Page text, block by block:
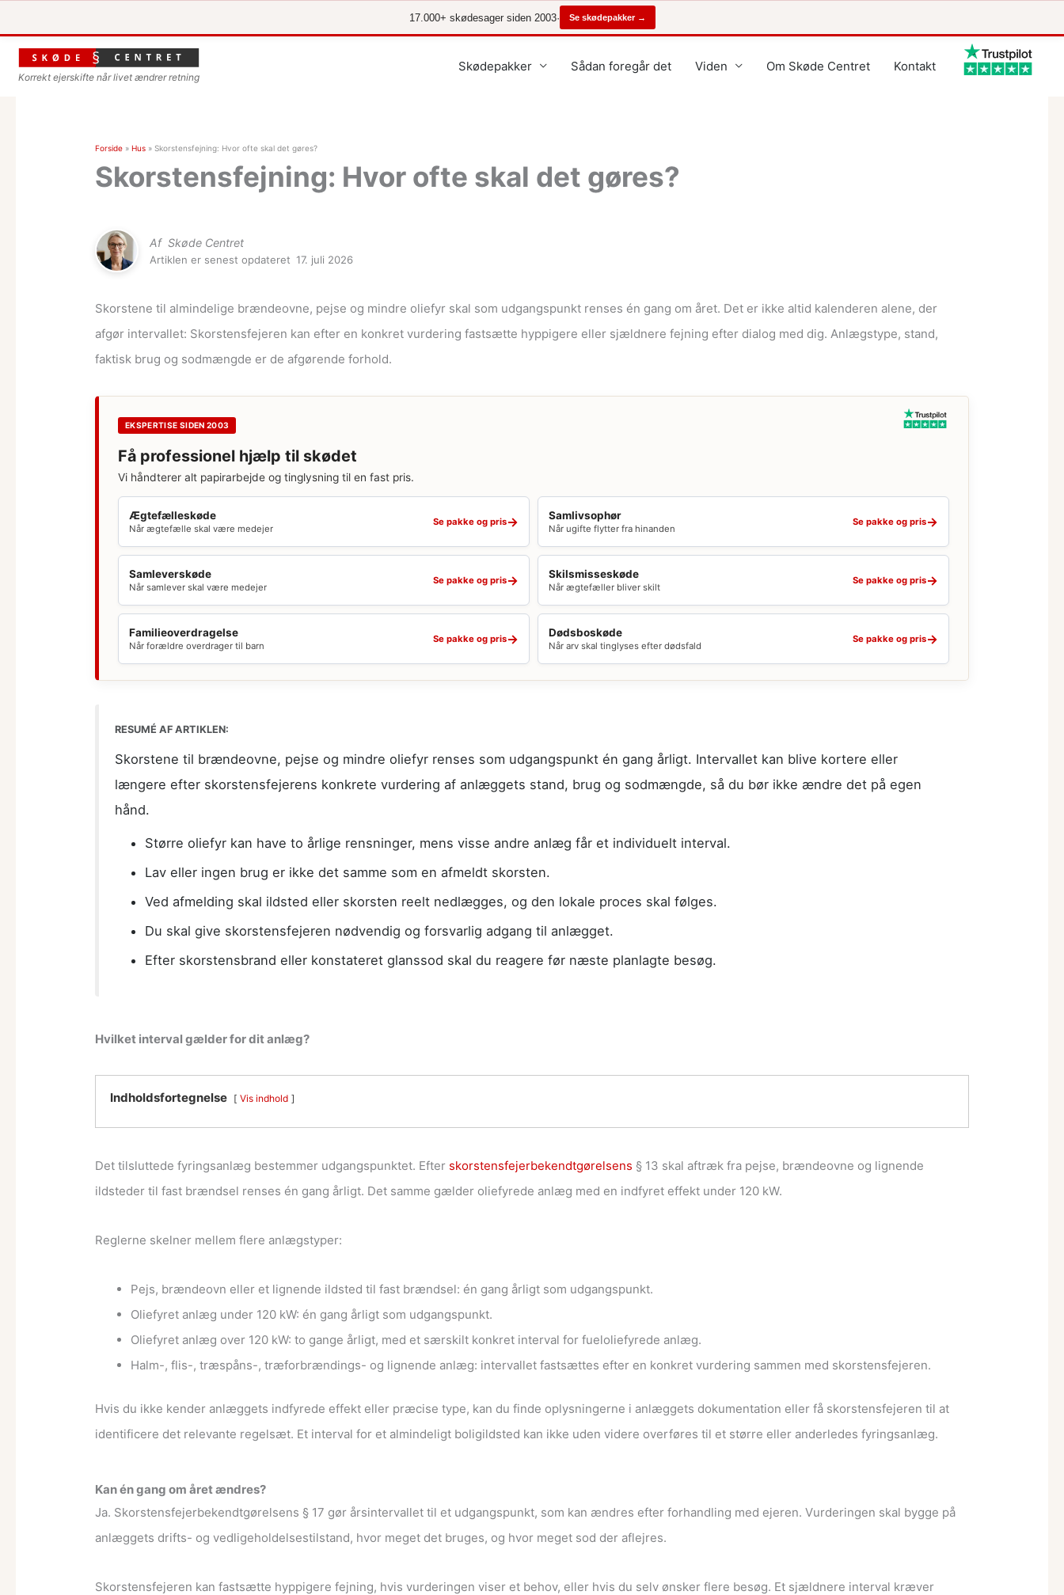
17.000+ skødesager siden 2003· Se skødepakker →
Korrekt ejerskifte når livet ændrer retning
Skødepakker Sådan foregår det Viden Om Skøde Centret Kontakt
Forside »Hus »Skorstensfejning: Hvor ofte skal det gøres?
Skorstensfejning: Hvor ofte skal det gøres?
Af Skøde Centret
Artiklen er senest opdateret 17. juli 2026
Skorstene til almindelige brændeovne, pejse og mindre oliefyr skal som udgangspunkt renses én gang om året. Det er ikke altid kalenderen alene, der
afgør intervallet: Skorstensfejeren kan efter en konkret vurdering fastsætte hyppigere eller sjældnere fejning efter dialog med dig. Anlægstype, stand,
faktisk brug og sodmængde er de afgørende forhold.
EKSPERTISE SIDEN 2003
Få professionel hjælp til skødet
Vi håndterer alt papirarbejde og tinglysning til en fast pris.
Ægtefælleskøde
Når ægtefælle skal være medejer
Se pakke og pris→ Samlivsophør
Når ugifte flytter fra hinanden
Se pakke og pris→
Samleverskøde
Når samlever skal være medejer
Se pakke og pris→ Skilsmisseskøde
Når ægtefæller bliver skilt
Se pakke og pris→
Familieoverdragelse
Når forældre overdrager til barn
Se pakke og pris→ Dødsboskøde
Når arv skal tinglyses efter dødsfald
Se pakke og pris→
RESUMÉ AF ARTIKLEN:
Skorstene til brændeovne, pejse og mindre oliefyr renses som udgangspunkt én gang årligt. Intervallet kan blive kortere eller
længere efter skorstensfejerens konkrete vurdering af anlæggets stand, brug og sodmængde, så du bør ikke ændre det på egen
hånd.
Større oliefyr kan have to årlige rensninger, mens visse andre anlæg får et individuelt interval.
Lav eller ingen brug er ikke det samme som en afmeldt skorsten.
Ved afmelding skal ildsted eller skorsten reelt nedlægges, og den lokale proces skal følges.
Du skal give skorstensfejeren nødvendig og forsvarlig adgang til anlægget.
Efter skorstensbrand eller konstateret glanssod skal du reagere før næste planlagte besøg.
Hvilket interval gælder for dit anlæg?
Indholdsfortegnelse Vis indhold
Det tilsluttede fyringsanlæg bestemmer udgangspunktet. Efter skorstensfejerbekendtgørelsens § 13 skal aftræk fra pejse, brændeovne og lignende
ildsteder til fast brændsel renses én gang årligt. Det samme gælder oliefyrede anlæg med en indfyret effekt under 120 kW.
Reglerne skelner mellem flere anlægstyper:
Pejs, brændeovn eller et lignende ildsted til fast brændsel: én gang årligt som udgangspunkt.
Oliefyret anlæg under 120 kW: én gang årligt som udgangspunkt.
Oliefyret anlæg over 120 kW: to gange årligt, med et særskilt konkret interval for fueloliefyrede anlæg.
Halm-, flis-, træspåns-, træforbrændings- og lignende anlæg: intervallet fastsættes efter en konkret vurdering sammen med skorstensfejeren.
Hvis du ikke kender anlæggets indfyrede effekt eller præcise type, kan du finde oplysningerne i anlæggets dokumentation eller få skorstensfejeren til at
identificere det relevante regelsæt. Et interval for et almindeligt boligildsted kan ikke uden videre overføres til et større eller anderledes fyringsanlæg.
Kan én gang om året ændres?
Ja. Skorstensfejerbekendtgørelsens § 17 gør årsintervallet til et udgangspunkt, som kan ændres efter forhandling med ejeren. Vurderingen skal bygge på
anlæggets drifts- og vedligeholdelsestilstand, hvor meget det bruges, og hvor meget sod der aflejres.
Skorstensfejeren kan fastsætte hyppigere fejning, hvis vurderingen viser et behov, eller hvis du selv ønsker flere besøg. Et sjældnere interval kræver